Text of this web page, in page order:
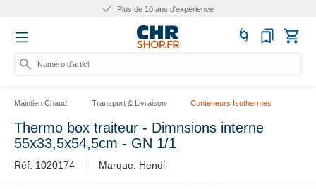
Plus de 10 ans d'expérience
Numéro d'article,
Maintien Chaud Transport & Livraison Conteneurs Isothermes
Thermo box traiteur - Dimnsions interne
55x33,5x54,5cm - GN 1/1
Réf. 1020174 Marque: Hendi